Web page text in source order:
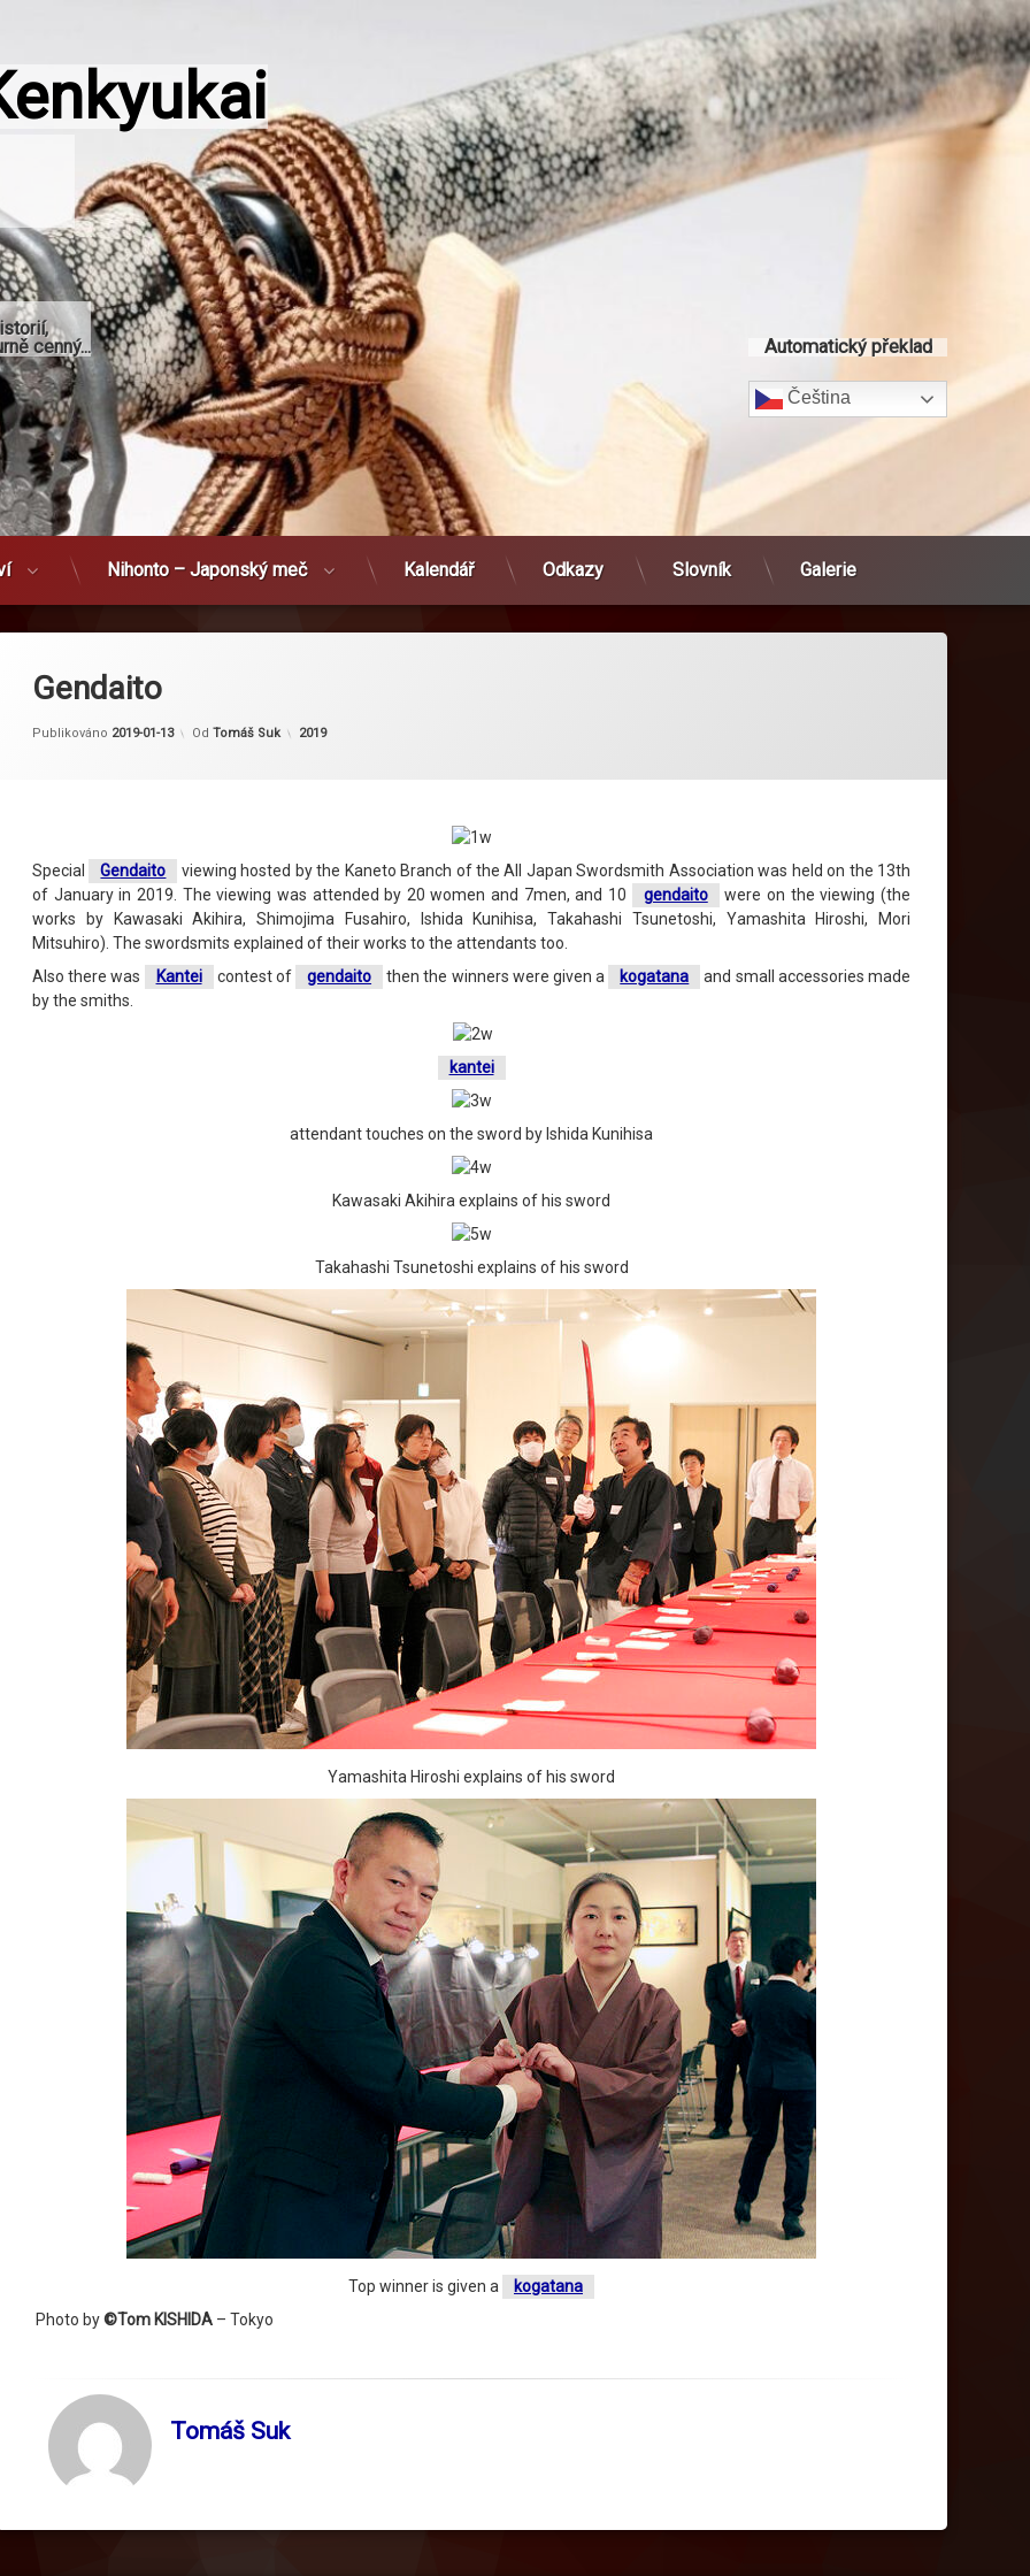
cenný...
Automatický překlad
Čeština‎
Nihonto – Japonský meč Kalendář Odkazy Slovník Galerie
Gendaito
Publikováno 2019-01-13 Od Tomáš Suk Kategorie:
2019
Special Gendaito
viewing hosted by the Kaneto Branch of the All Japan Swordsmith Association was held on the 13th
of January in 2019. The viewing was attended by 20 women and 7men, and 10
gendaito
were on the viewing (the
works by Kawasaki Akihira, Shimojima Fusahiro, Ishida Kunihisa, Takahashi Tsunetoshi, Yamashita Hiroshi, Mori
Mitsuhiro). The swordsmits explained of their works to the attendants too.
Also there was
Kantei contest of gendaito then the winners were given a kogatana
and small accessories made
by the smiths
kantei
attendant touches on the sword by Ishida Kunihisa
Kawasaki Akihira explains of his sword
Takahashi Tsunetoshi explains of his sword
Yamashita Hiroshi explains of his sword
Top winner is given a
kogatana
Photo by©Tom KISHIDA – Tokyo
Tomáš Suk